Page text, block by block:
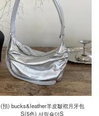
(預) bucks&leather羊皮皺褶月牙包
S(5色) 셔링숄더S